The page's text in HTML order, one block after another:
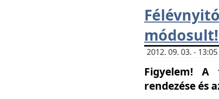
módosult!
2012. 09. 03. -
Figyelem! A
rendezése és